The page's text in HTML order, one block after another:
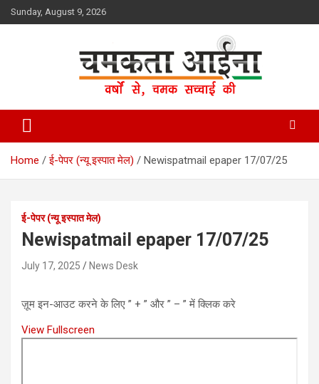
Skip
to
Sunday, August 9, 2026
Chamakta Aina
Home ई-पेपर (न्यू इस्पात मेल) Newispatmail epaper 17/07/25
ई-पेपर (न्यू इस्पात मेल)
Newispatmail epaper 17/07/25
July 17, 2025 News Desk
ज़ूम इन-आउट करने के लिए ” + ” और ” – ” में क्लिक करे
View Fullscreen